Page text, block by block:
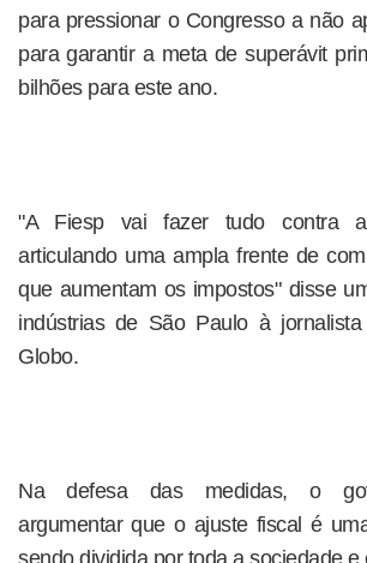
para pressionar o Congresso a não
para garantir a meta de superávit
bilhões para este ano.
"A Fiesp vai fazer tudo contra
articulando uma ampla frente de
que aumentam os impostos" disse
indústrias de São Paulo à
Globo.
Na defesa das medidas, o
argumentar que o ajuste fiscal é
sendo dividida por toda a sociedade e